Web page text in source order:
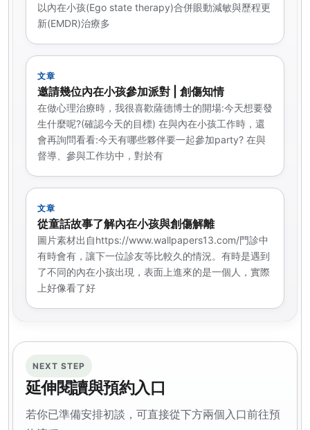
以內在小孩(Ego state therapy)合併眼動減敏與歷程更
新(EMDR)治療多
文章
邀請幾位內在小孩參加派對 | 創傷知情
在做心理治療時，我很喜歡薩德博士的開場:今天想要發
生什麼呢?(確認今天的目標) 在與內在小孩工作時，還
會再詢問看看:今天有哪些夥伴要一起參加party? 在與
督導、參與工作坊中，對於有
文章
從童話故事了解內在小孩與創傷解離
圖片素材出自https://www.wallpapers13.com/門診中
有時會有，讓下一位診友等比較久的情況。有時是遇到
了不同的內在小孩出現，表面上進來的是一個人，實際
上好像看了好
NEXT STEP
延伸閱讀與預約入口
若你已準備安排初談，可直接從下方兩個入口前往預